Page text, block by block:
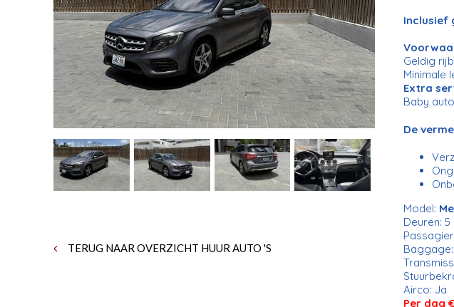
TERUG NAAR OVERZICHT HUUR AUTO 'S
Inclusief
Geldig
Minimale
Extra
Baby
De
Model:
Deuren:
Airco: Ja
Per dag